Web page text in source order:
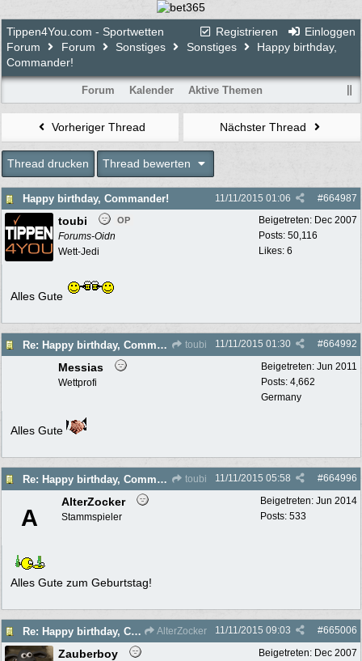
Registrieren Einloggen
Tippen4You.com - Sportwetten
Forum
Forum Sonstiges Sonstiges
Happy birthday,
Commander!
Forum Kalender Aktive Themen
Vorheriger Thread Nächster Thread
Thread drucken Thread bewerten
Happy birthday, Commander! #664987
11/11/2015 01:06
Beigetreten: Dec 2007
Posts: 50,116
Likes: 6
toubi OP
Forums-Oidn
Wett-Jedi
Alles Gute
Re: Happy birthday, Commander! toubi #664992
11/11/2015 01:30
Beigetreten: Jun 2011
Posts: 4,662
Germany
Messias
Wettprofi
Alles Gute
Re: Happy birthday, Commander! toubi #664996
11/11/2015 05:58
Beigetreten: Jun 2014
Posts: 533
A
AlterZocker
Stammspieler
Alles Gute zum Geburtstag!
Re: Happy birthday, Commander! AlterZocker #665006
11/11/2015 09:03
Beigetreten: Dec 2007
Zauberboy